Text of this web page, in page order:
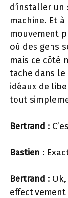
d’installer un
machine. Et
mouvement
où des gens
mais ce côté
tache dans le
idéaux de
tout
Bertrand :
Bastien :
Bertrand :